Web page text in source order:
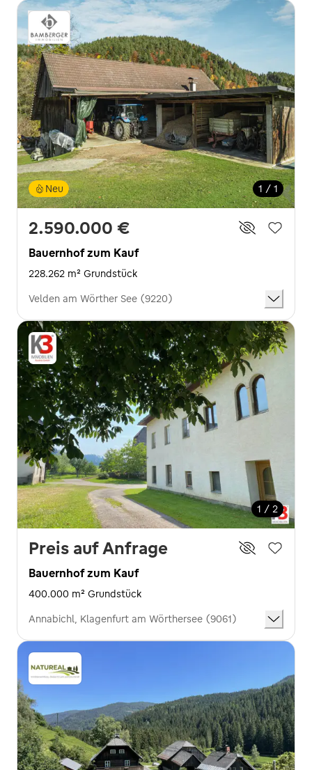
1 / 1
Neu
2.590.000 €
Bauernhof zum Kauf
228.262 m² Grundstück
Velden am Wörther See (9220)
1 / 2
Preis auf Anfrage
Bauernhof zum Kauf
400.000 m² Grundstück
Annabichl, Klagenfurt am Wörthersee (9061)